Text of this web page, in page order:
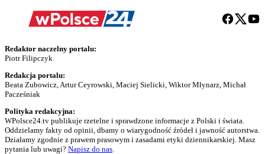
Redaktor naczelny portalu:
Piotr Filipczyk
Redakcja portalu:
Beata Zubowicz, Artur Ceyrowski, Maciej Sielicki, Wiktor Młynarz, Michał
Pacześniak
Polityka redakcyjna:
WPolsce24.tv publikuje rzetelne i sprawdzone informacje z Polski i świata.
Oddzielamy fakty od opinii, dbamy o wiarygodność źródeł i jawność autorstwa.
Działamy zgodnie z prawem prasowym i zasadami etyki dziennikarskiej. Masz
pytania lub uwagi? Napisz do nas